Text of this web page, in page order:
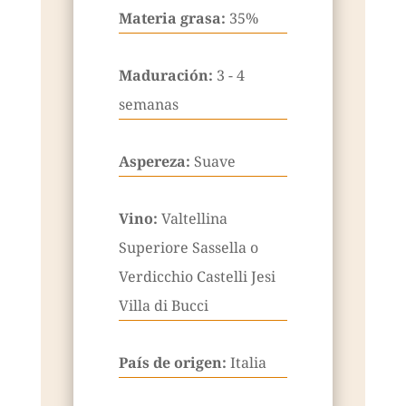
Materia grasa: 35%
Maduración: 3 - 4
semanas
Aspereza: Suave
Vino: Valtellina
Superiore Sassella o
Verdicchio Castelli Jesi
Villa di Bucci
País de origen: Italia